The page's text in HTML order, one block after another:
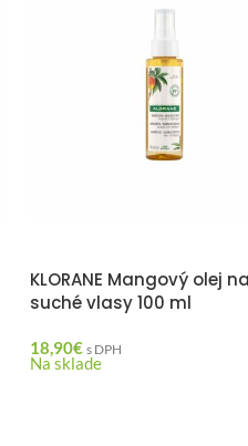
KLORANE Mangový olej na
suché vlasy 100 ml
18,90€ s DPH
Na sklade